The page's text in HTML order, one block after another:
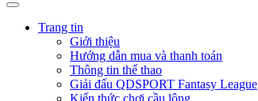
Trang tin
Giới thiệu
Hướng dẫn mua và thanh toán
Thông tin thể thao
Giải đấu QDSPORT Fantasy League
Kiến thức chơi cầu lông